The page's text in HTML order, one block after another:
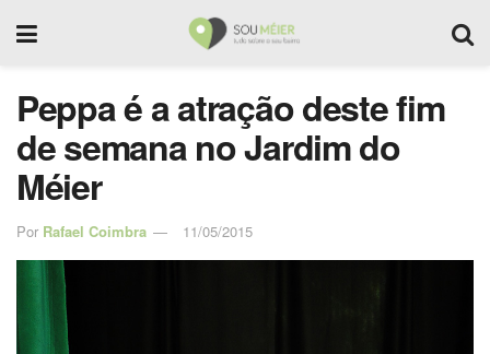
Peppa é a atração deste fim
de semana no Jardim do
Méier
Por Rafael Coimbra 11/05/2015